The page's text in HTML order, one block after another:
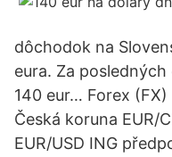
dôchodok na
eura. Za
140 eur… Forex (FX)
Česká koruna EUR/
EUR/USD ING